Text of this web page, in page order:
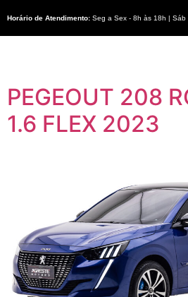
Horário de Atendimento: Seg a Sex - 8h às 18h | Sáb
PEGEOUT 208
1.6 FLEX 2023